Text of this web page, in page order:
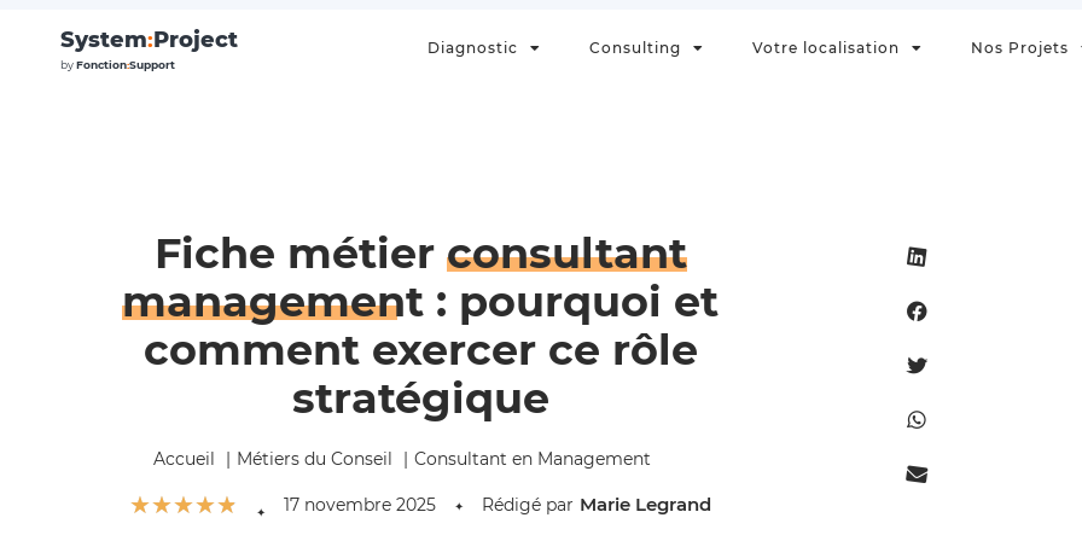
System:Project
byFonction:Support
Diagnostic Consulting Votre localisation Nos Projets
Fiche métier consultant
management : pourquoi et
comment exercer ce rôle
stratégique
Accueil Métiers du Conseil Consultant en Management
☆☆☆☆☆ ✦ 17 novembre 2025 ✦ Rédigé par Marie Legrand